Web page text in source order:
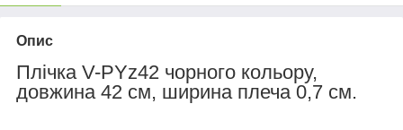
Опис
Плічка V-PYz42 чорного кольору,
довжина 42 см, ширина плеча 0,7 см.